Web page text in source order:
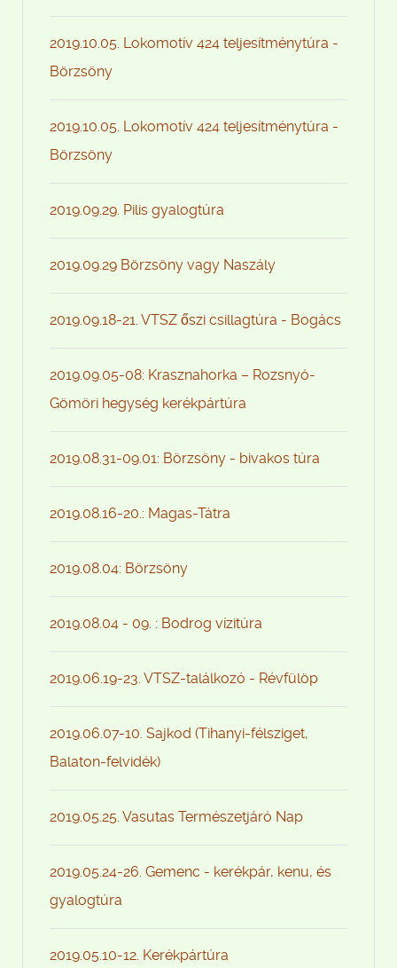
2019.10.05. Lokomotív 424 teljesítménytúra -
Börzsöny
2019.10.05. Lokomotív 424 teljesítménytúra -
Börzsöny
2019.09.29. Pilis gyalogtúra
2019.09.29 Börzsöny vagy Naszály
2019.09.18-21. VTSZ őszi csillagtúra - Bogács
2019.09.05-08: Krasznahorka – Rozsnyó-
Gömöri hegység kerékpártúra
2019.08.31-09.01: Börzsöny - bivakos túra
2019.08.16-20.: Magas-Tátra
2019.08.04: Börzsöny
2019.08.04 - 09. : Bodrog vízitúra
2019.06.19-23. VTSZ-találkozó - Révfülöp
2019.06.07-10. Sajkod (Tihanyi-félsziget,
Balaton-felvidék)
2019.05.25. Vasutas Természetjáró Nap
2019.05.24-26. Gemenc - kerékpár, kenu, és
gyalogtúra
2019.05.10-12. Kerékpártúra